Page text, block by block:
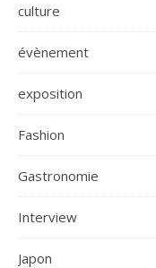
culture
évènement
exposition
Fashion
Gastronomie
Interview
Japon